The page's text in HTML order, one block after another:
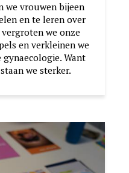
we vrouwen bijeen
en te leren over
we onze
en verkleinen we
Want
we sterker.